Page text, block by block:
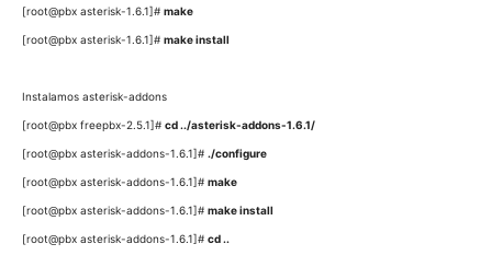
[root@pbx asterisk-1.6.1]# make
[root@pbx asterisk-1.6.1]# make install
Instalamos asterisk-addons
[root@pbx freepbx-2.5.1]# cd ../asterisk-addons-1.6.1/
[root@pbx asterisk-addons-1.6.1]# ./configure
[root@pbx asterisk-addons-1.6.1]# make
[root@pbx asterisk-addons-1.6.1]# make install
[root@pbx asterisk-addons-1.6.1]# cd ..